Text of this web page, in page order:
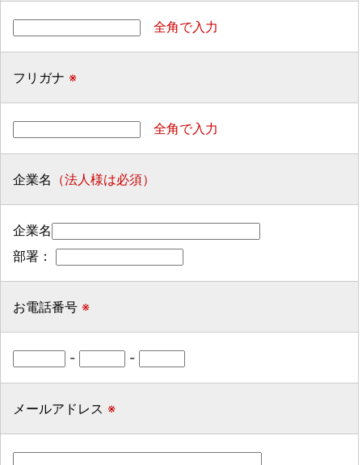
全角で入力
フリガナ ※
全角で入力
企業名 （法人様は必須）
企業名
部署：
お電話番号 ※
- -
メールアドレス ※